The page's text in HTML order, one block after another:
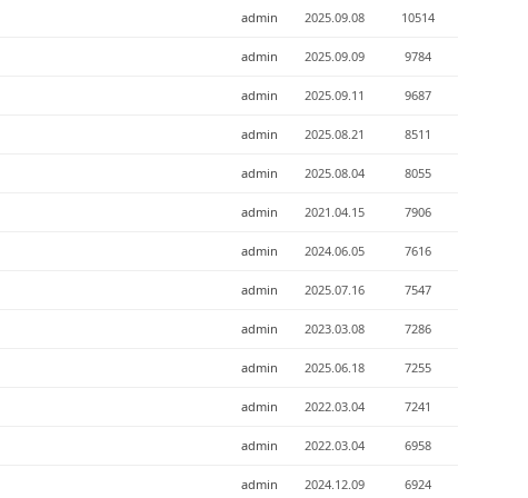
admin 2025.09.08 10514
admin 2025.09.09 9784
admin 2025.09.11 9687
admin 2025.08.21 8511
admin 2025.08.04 8055
admin 2021.04.15 7906
admin 2024.06.05 7616
admin 2025.07.16 7547
admin 2023.03.08 7286
admin 2025.06.18 7255
admin 2022.03.04 7241
admin 2022.03.04 6958
admin 2024.12.09 6924